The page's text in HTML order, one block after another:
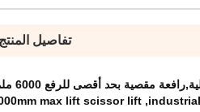
تفاصيل المنتج
مقصية بحد أقصى للرفع 6000 ملم
,
max lift scissor lift